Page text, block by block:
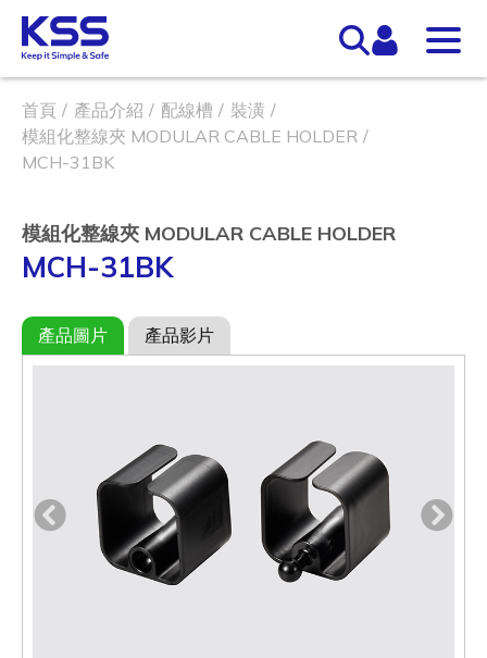
首頁 產品介紹 配線槽
裝潢
模組化整線夾 MODULAR CABLE HOLDER
MCH-31BK
模組化整線夾 MODULAR CABLE HOLDER
MCH-31BK
產品圖片 產品影片